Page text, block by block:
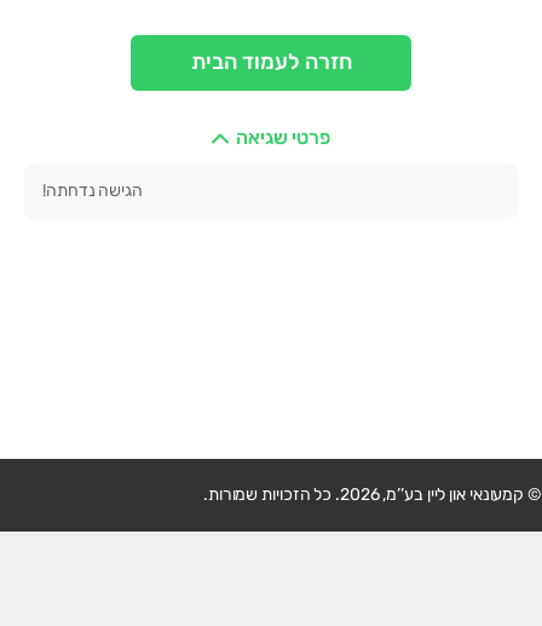
חזרה לעמוד הבית
פרטי שגיאה
הגישה נדחתה!
© קמעונאי און ליין בע’’מ, 2026. כל הזכויות שמורות.